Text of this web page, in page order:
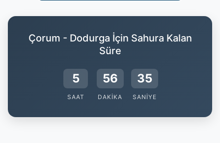
Çorum - Dodurga İçin Sahura Kalan
Süre
5
SAAT
56
DAKIKA
35
SANIYE